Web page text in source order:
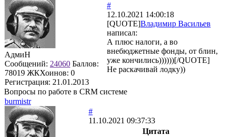
АдмиН
Сообщений: 24060 Баллов:
78019 ЖКХоинов: 0
Регистрация: 21.01.2013
#
12.10.2021 14:00:18
[QUOTE]Владимир Васильев
написал:
А плюс налоги, а во
внебюджетные фонды, от блин,
уже кончились))))))[/QUOTE]
Не раскачивай лодку))
Вопросы по работе в CRM системе
burmistr
#
11.10.2021 09:37:33
Цитата